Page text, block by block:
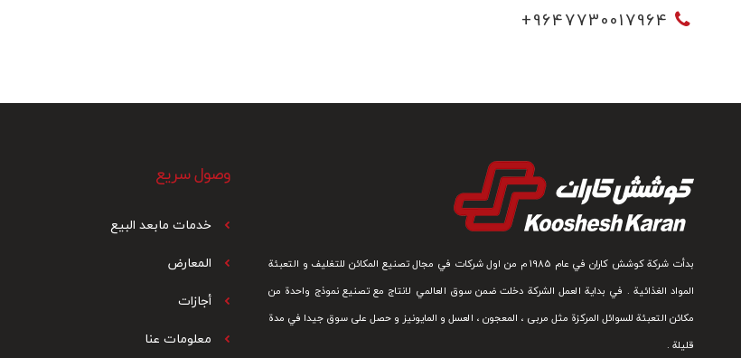
9647730017964
+
بدأت شركة كوشش كاران في عام 1985 م من اول شركات في مجال تصنيع المكائن للتغليف و التعبئة
المواد الغذائية . في بداية العمل الشركة دخلت ضمن سوق العالمي لانتاج مع تصنيع نموذج واحدة من
مكائن التعبئة للسوائل المركزة مثل مربى ، المعجون ، العسل و المايونيز و حصل على سوق جيدا في مدة
قليلة .
وصول سريع
خدمات مابعد البيع
المعارض
أجازات
معلومات عنا